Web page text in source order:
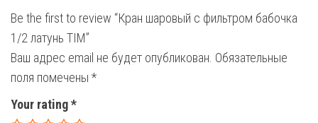
Be the first to review “Кран шаровый с фильтром бабочка
1/2 латунь TIM”
Ваш адрес email не будет опубликован. Обязательные
поля помечены *
Your rating*